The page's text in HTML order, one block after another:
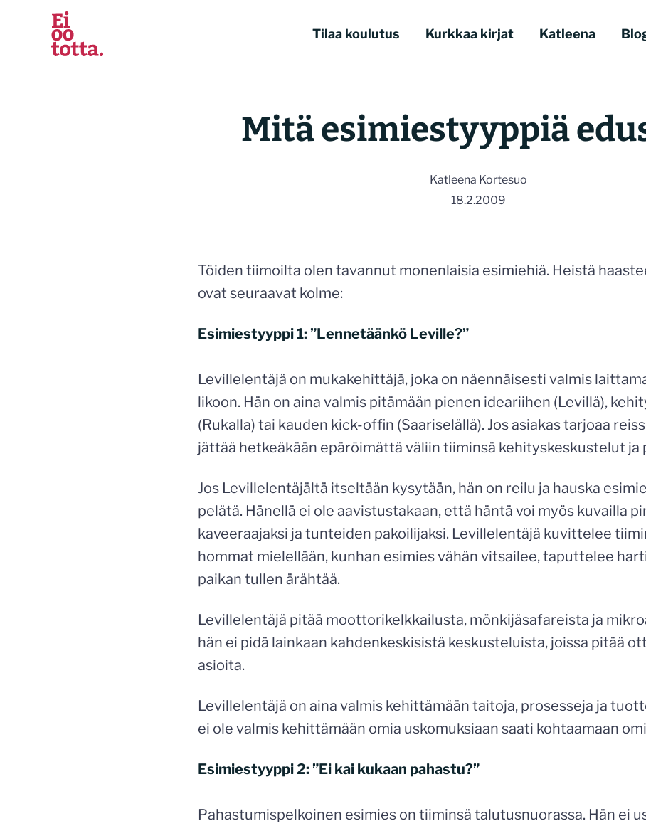
sisältöön
Tilaa koulutus Kurkkaa kirjat Katleena
Mitä esimiestyyppiä
Katleena Kortesuo
18.2.2009
Töiden tiimoilta olen tavannut monenlaisia esimiehiä. Heistä
ovat seuraavat kolme:
Esimiestyyppi 1: ”Lennetäänkö Leville?”
Levillelentäjä on mukakehittäjä, joka on näennäisesti valmis
likoon. Hän on aina valmis pitämään pienen ideariihen (Levillä),
(Rukalla) tai kauden kick-offin (Saariselällä). Jos asiakas tarjoaa
jättää hetkeäkään epäröimättä väliin tiiminsä kehityskeskustelut ja
Jos Levillelentäjältä itseltään kysytään, hän on reilu ja hauska
pelätä. Hänellä ei ole aavistustakaan, että häntä voi myös kuvailla
kaveeraajaksi ja tunteiden pakoilijaksi. Levillelentäjä kuvittelee
hommat mielellään, kunhan esimies vähän vitsailee, taputtelee
paikan tullen ärähtää.
Levillelentäjä pitää moottorikelkkailusta, mönkijäsafareista ja
hän ei pidä lainkaan kahdenkeskisistä keskusteluista, joissa pitää
asioita.
Levillelentäjä on aina valmis kehittämään taitoja, prosesseja ja
ei ole valmis kehittämään omia uskomuksiaan saati kohtaamaan
Esimiestyyppi 2: ”Ei kai kukaan pahastu?”
Pahastumispelkoinen esimies on tiiminsä talutusnuorassa. Hän ei